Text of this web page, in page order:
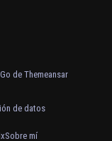
de Themeansar
de datos
Sobre mí